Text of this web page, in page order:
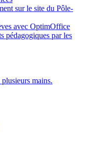
sur le site du Pôle-
avec OptimOffice
pédagogiques par les
mains.